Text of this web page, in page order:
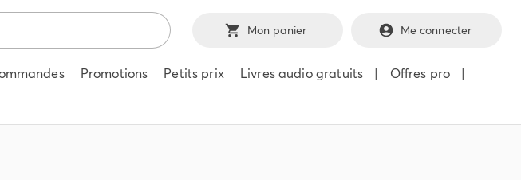
Mon panier Me connecter
Promotions Petits prix Livres audio gratuits | Offres pro
|